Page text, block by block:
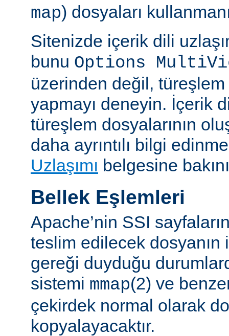
map) dosyaları
Sitenizde içerik dili
bunu Options
üzerinden değil,
yapmayı deneyin. İçerik
türeşlem dosyalarının
daha ayrıntılı bilgi
Uzlaşımı belgesine
Bellek Eşlemleri
Apache’nin SSI
teslim edilecek dosyanın
gereği duyduğu
sistemi mmap(2) ve
çekirdek normal olarak
kopyalayacaktır.